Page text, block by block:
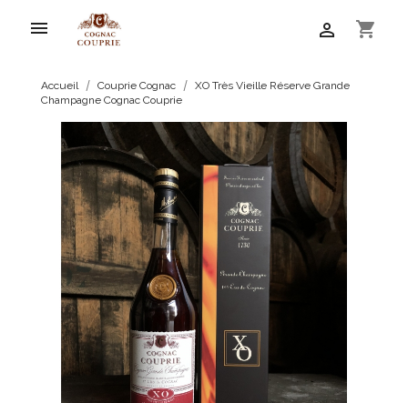
 shopping_cart

Accueil Couprie Cognac
XO Très Vieille Réserve Grande
Champagne Cognac Couprie